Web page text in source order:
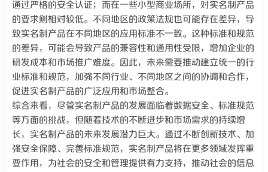
通过严格的安全认证；而在一些小型商业场所，对实名制产品
的要求则相对较低。不同地区的政策法规也可能存在差异，导
致实名制产品在不同地区的应用标准不一致。这种标准和规范
的差异，可能会导致产品的兼容性和通用性受限，增加企业的
研发成本和市场推广难度。因此，未来需要推动建立统一的行
业标准和规范，加强不同行业、不同地区之间的协调和合作，
促进实名制产品的广泛应用和市场整合。
综合来看，尽管实名制产品的发展面临着数据安全、标准规范
等方面的挑战，但随着技术的不断进步和市场需求的持续增
长，实名制产品的未来发展潜力巨大。通过不断创新技术、加
强安全保障、完善标准规范，实名制产品将在更多领域发挥重
要作用，为社会的安全和管理提供有力支持，推动社会的信息